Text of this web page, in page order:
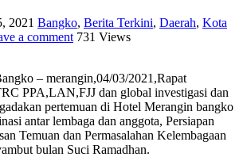
2021 Bangko, Berita Terkini, Daerah, Kota
a comment 731 Views
– merangin,04/03/2021,Rapat
PPA,LAN,FJJ dan global investigasi dan
pertemuan di Hotel Merangin bangko
antar lembaga dan anggota, Persiapan
Temuan dan Permasalahan Kelembagaan
bulan Suci Ramadhan.